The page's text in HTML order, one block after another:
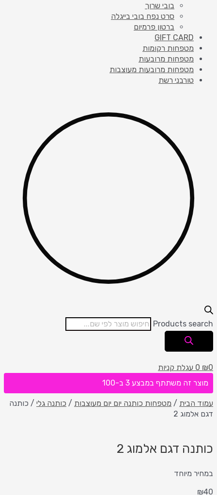
בובי שרוך
סרט נפח בובי בייגלה
ברטון פרמיום
GIFT CARD
מטפחות רקומות
מטפחות מרובעות
מטפחות מרובעות מעוצבות
טורבני רשת
Products search
₪0
0 עגלת קניות
מוצר זה משתתף במבצע 3 ב-100
עמוד הבית / מטפחות כותנה יום יום מעוצבות / כותנה גלי / כותנה
דגם אלמוג 2
כותנה דגם אלמוג 2
במחיר מיוחד
₪40